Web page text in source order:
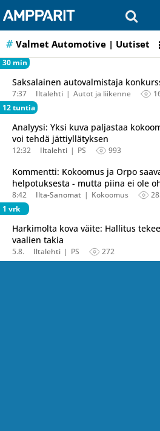
Valmet Automotive | Uutiset
30 min
Saksalainen autovalmistaja
7:37 Iltalehti Autot ja liikenne
12 tuntia
Analyysi: Yksi kuva paljastaa
voi tehdä jättiyllätyksen
12:32 Iltalehti PS 993
Kommentti: Kokoomus ja Orpo
helpotuksesta - mutta piina ei ole
8:42 Ilta-Sanomat Kokoomus
1 vrk
Harkimolta kova väite: Hallitus
vaalien takia
5.8. Iltalehti PS 272